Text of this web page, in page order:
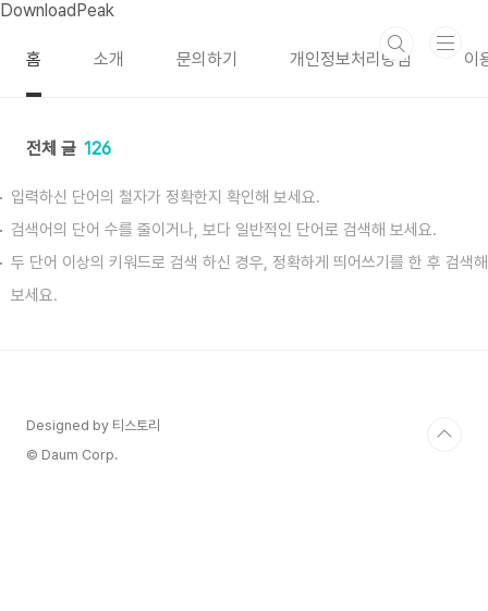
본문 바로가기
DownloadPeak
홈 소개 문의하기 개인정보처리방침 이
전체 글 126
입력하신 단어의 철자가 정확한지 확인해 보세요.
검색어의 단어 수를 줄이거나, 보다 일반적인 단어로 검색해 보세요.
두 단어 이상의 키워드로 검색 하신 경우, 정확하게 띄어쓰기를 한 후 검색해
보세요.
Designed by 티스토리
© Daum Corp.